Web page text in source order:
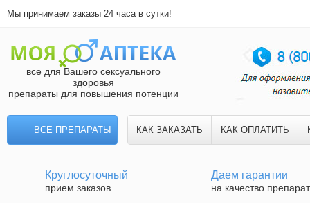
Мы принимаем заказы 24 часа в сутки!
все для Вашего сексуального
здоровья
препараты для повышения потенции
ВСЕ ПРЕПАРАТЫ КАК ЗАКАЗАТЬ КАК ОПЛАТИТЬ
Круглосуточный
прием заказов
Даем гарантии
на качество